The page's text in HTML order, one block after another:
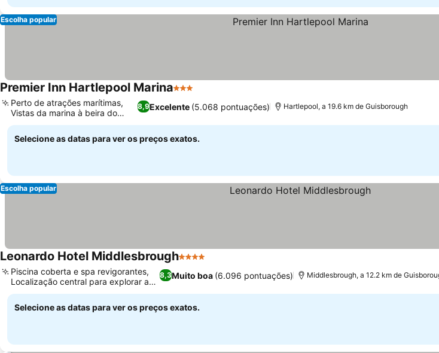
Escolha popular
Premier Inn Hartlepool Marina3 Estrelas
8,9Excelente (5.068 pontuações)
Perto de atrações marítimas,
Vistas da marina à beira do
porto
Hartlepool, a 19.6 km de Guisborough
Selecione as datas para ver os preços exatos.
Escolha popular
Leonardo Hotel Middlesbrough4 Estrelas
8,3Muito boa (6.096 pontuações)
Piscina coberta e spa revigorantes,
Localização central para explorar a
cidade
Middlesbrough, a 12.2 km de
Selecione as datas para ver os preços exatos.